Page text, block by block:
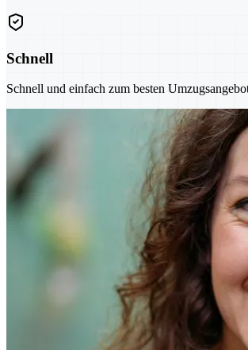
Schnell
Schnell und einfach zum besten